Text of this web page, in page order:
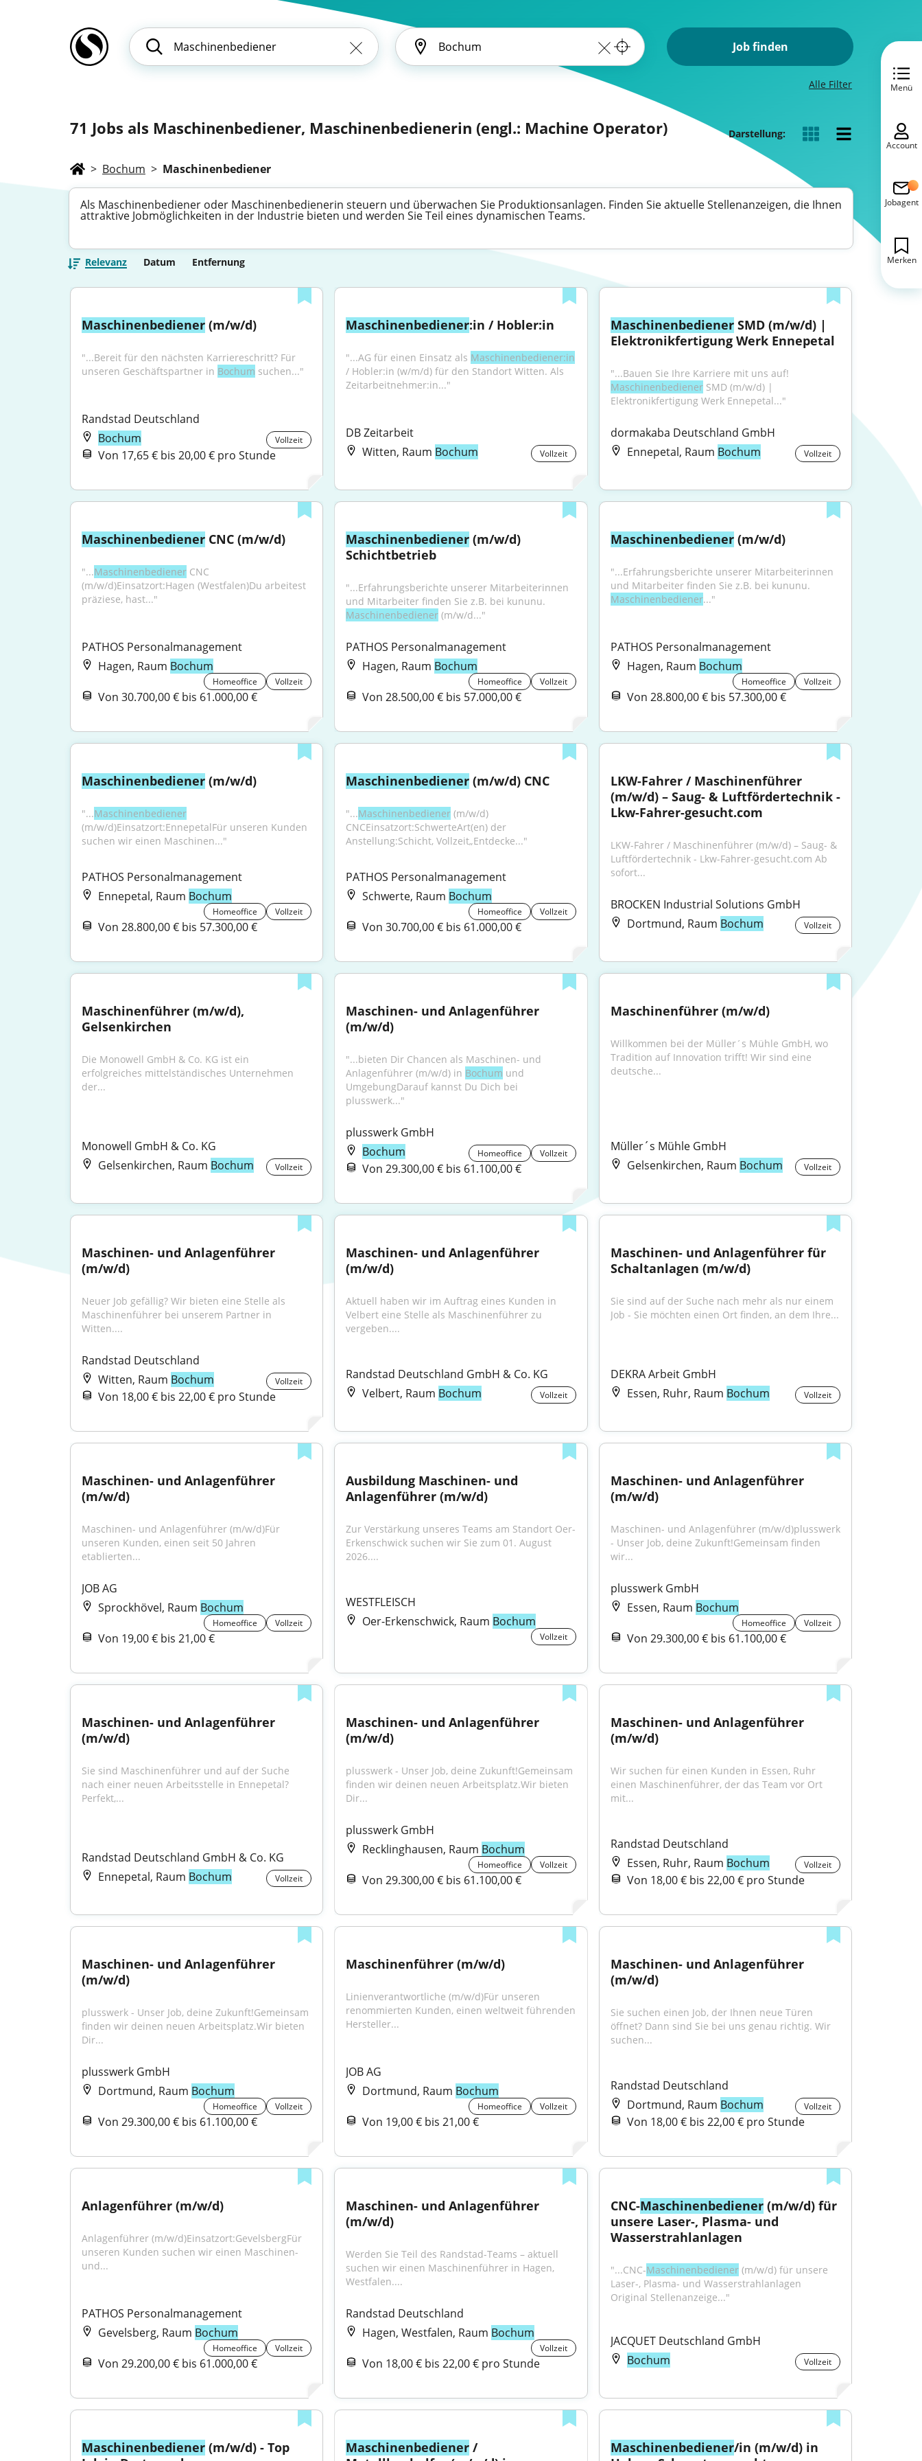
Job finden
Alle Filter
71 Jobs als Maschinenbediener, Maschinenbedienerin (engl.: Machine Operator) Darstellung:
> Bochum > Maschinenbediener
Als Maschinenbediener oder Maschinenbedienerin steuern und überwachen Sie Produktionsanlagen. Finden Sie aktuelle Stellenanzeigen, die Ihnen
attraktive Jobmöglichkeiten in der Industrie bieten und werden Sie Teil eines dynamischen Teams.
Relevanz Datum Entfernung
Maschinenbediener (m/w/d)
"...Bereit für den nächsten Karriereschritt? Für
unseren Geschäftspartner in Bochum suchen..."
Randstad Deutschland
Bochum
Vollzeit
Von 17,65 € bis 20,00 € pro Stunde
Maschinenbediener:in / Hobler:in
"...AG für einen Einsatz als Maschinenbediener:in
/ Hobler:in (w/m/d) für den Standort Witten. Als
Zeitarbeitnehmer:in..."
DB Zeitarbeit
Witten, Raum Bochum Vollzeit
Maschinenbediener SMD (m/w/d) |
Elektronikfertigung Werk Ennepetal
Maschinenbediener SMD (m/w/d) |
Elektronikfertigung Werk Ennepetal..."
dormakaba Deutschland GmbH
Ennepetal, Raum Bochum Vollzeit
Maschinenbediener CNC (m/w/d)
"...Maschinenbediener CNC
(m/w/d)Einsatzort:Hagen (Westfalen)Du arbeitest
präziese, hast..."
PATHOS Personalmanagement
Hagen, Raum Bochum
Homeoffice Vollzeit
Von 30.700,00 € bis 61.000,00 €
Maschinenbediener (m/w/d)
Schichtbetrieb
"...Erfahrungsberichte unserer Mitarbeiterinnen
Maschinenbediener (m/w/d..."
PATHOS Personalmanagement
Hagen, Raum Bochum
Homeoffice Vollzeit
Von 28.500,00 € bis 57.000,00 €
Maschinenbediener (m/w/d)
"...Erfahrungsberichte unserer Mitarbeiterinnen
Maschinenbediener..."
PATHOS Personalmanagement
Hagen, Raum Bochum
Homeoffice Vollzeit
Von 28.800,00 € bis 57.300,00 €
Maschinenbediener (m/w/d)
"...Maschinenbediener
(m/w/d)Einsatzort:EnnepetalFür unseren Kunden
suchen wir einen Maschinen..."
PATHOS Personalmanagement
Ennepetal, Raum Bochum
Homeoffice Vollzeit
Von 28.800,00 € bis 57.300,00 €
Maschinenbediener (m/w/d) CNC
"...Maschinenbediener (m/w/d)
CNCEinsatzort:SchwerteArt(en) der
Anstellung:Schicht, Vollzeit„Entdecke..."
PATHOS Personalmanagement
Schwerte, Raum Bochum
Homeoffice Vollzeit
Von 30.700,00 € bis 61.000,00 €
LKW-Fahrer / Maschinenführer
(m/w/d) – Saug- & Luftfördertechnik -
Lkw-Fahrer-gesucht.com
LKW-Fahrer / Maschinenführer (m/w/d) – Saug- &
Luftfördertechnik - Lkw-Fahrer-gesucht.com Ab
sofort...
BROCKEN Industrial Solutions GmbH
Dortmund, Raum Bochum Vollzeit
Maschinenführer (m/w/d),
Gelsenkirchen
Die Monowell GmbH & Co. KG ist ein
erfolgreiches mittelständisches Unternehmen
der...
Monowell GmbH & Co. KG
Gelsenkirchen, Raum Bochum Vollzeit
Maschinen- und Anlagenführer
(m/w/d)
"...bieten Dir Chancen als Maschinen- und
Anlagenführer (m/w/d) in Bochum und
UmgebungDarauf kannst Du Dich bei
plusswerk..."
plusswerk GmbH
Bochum
Homeoffice Vollzeit
Von 29.300,00 € bis 61.100,00 €
Maschinenführer (m/w/d)
Willkommen bei der Müller´s Mühle GmbH, wo
Tradition auf Innovation trifft! Wir sind eine
deutsche...
Müller´s Mühle GmbH
Gelsenkirchen, Raum Bochum Vollzeit
Maschinen- und Anlagenführer
(m/w/d)
Neuer Job gefällig? Wir bieten eine Stelle als
Maschinenführer bei unserem Partner in
Witten....
Randstad Deutschland
Witten, Raum Bochum Vollzeit
Von 18,00 € bis 22,00 € pro Stunde
Maschinen- und Anlagenführer
(m/w/d)
Aktuell haben wir im Auftrag eines Kunden in
Velbert eine Stelle als Maschinenführer zu
vergeben....
Randstad Deutschland GmbH & Co. KG
Velbert, Raum Bochum Vollzeit
Maschinen- und Anlagenführer für
Schaltanlagen (m/w/d)
Sie sind auf der Suche nach mehr als nur einem
Job - Sie möchten einen Ort finden, an dem Ihre...
DEKRA Arbeit GmbH
Essen, Ruhr, Raum Bochum Vollzeit
Maschinen- und Anlagenführer
(m/w/d)
Maschinen- und Anlagenführer (m/w/d)Für
unseren Kunden, einen seit 50 Jahren
etablierten...
JOB AG
Sprockhövel, Raum Bochum
Homeoffice Vollzeit
Von 19,00 € bis 21,00 €
Ausbildung Maschinen- und
Anlagenführer (m/w/d)
Zur Verstärkung unseres Teams am Standort Oer-
Erkenschwick suchen wir Sie zum 01. August
2026....
WESTFLEISCH
Oer-Erkenschwick, Raum Bochum
Vollzeit
Maschinen- und Anlagenführer
(m/w/d)
Maschinen- und Anlagenführer (m/w/d)plusswerk
- Unser Job, deine Zukunft!Gemeinsam finden
wir...
plusswerk GmbH
Essen, Raum Bochum
Homeoffice Vollzeit
Von 29.300,00 € bis 61.100,00 €
Maschinen- und Anlagenführer
(m/w/d)
Sie sind Maschinenführer und auf der Suche
nach einer neuen Arbeitsstelle in Ennepetal?
Perfekt,...
Randstad Deutschland GmbH & Co. KG
Ennepetal, Raum Bochum Vollzeit
Maschinen- und Anlagenführer
(m/w/d)
plusswerk - Unser Job, deine Zukunft!Gemeinsam
finden wir deinen neuen Arbeitsplatz.Wir bieten
Dir...
plusswerk GmbH
Recklinghausen, Raum Bochum
Homeoffice Vollzeit
Von 29.300,00 € bis 61.100,00 €
Maschinen- und Anlagenführer
(m/w/d)
Wir suchen für einen Kunden in Essen, Ruhr
einen Maschinenführer, der das Team vor Ort
mit...
Randstad Deutschland
Essen, Ruhr, Raum Bochum Vollzeit
Von 18,00 € bis 22,00 € pro Stunde
Maschinen- und Anlagenführer
(m/w/d)
plusswerk - Unser Job, deine Zukunft!Gemeinsam
finden wir deinen neuen Arbeitsplatz.Wir bieten
Dir...
plusswerk GmbH
Dortmund, Raum Bochum
Homeoffice Vollzeit
Von 29.300,00 € bis 61.100,00 €
Maschinenführer (m/w/d)
Linienverantwortliche (m/w/d)Für unseren
renommierten Kunden, einen weltweit führenden
Hersteller...
JOB AG
Dortmund, Raum Bochum
Homeoffice Vollzeit
Von 19,00 € bis 21,00 €
Maschinen- und Anlagenführer
(m/w/d)
Sie suchen einen Job, der Ihnen neue Türen
öffnet? Dann sind Sie bei uns genau richtig. Wir
suchen...
Randstad Deutschland
Dortmund, Raum Bochum Vollzeit
Von 18,00 € bis 22,00 € pro Stunde
Anlagenführer (m/w/d)
Anlagenführer (m/w/d)Einsatzort:GevelsbergFür
unseren Kunden suchen wir einen Maschinen-
und...
PATHOS Personalmanagement
Gevelsberg, Raum Bochum
Homeoffice Vollzeit
Von 29.200,00 € bis 61.000,00 €
Maschinen- und Anlagenführer
(m/w/d)
Werden Sie Teil des Randstad-Teams – aktuell
suchen wir einen Maschinenführer in Hagen,
Westfalen....
Randstad Deutschland
Hagen, Westfalen, Raum Bochum
Vollzeit
Von 18,00 € bis 22,00 € pro Stunde
CNC-Maschinenbediener (m/w/d) für
unsere Laser-, Plasma- und
Wasserstrahlanlagen
"...CNC-Maschinenbediener (m/w/d) für unsere
Laser-, Plasma- und Wasserstrahlanlagen
Original Stellenanzeige..."
JACQUET Deutschland GmbH
Bochum
Vollzeit
Maschinenbediener (m/w/d) - Top
Maschinenbediener /
Maschinenbediener/in (m/w/d) in
Menü
Account
Jobagent
Merken